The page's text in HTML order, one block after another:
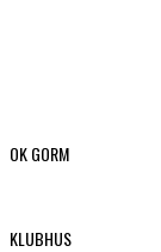
OK GORM
KLUBHUS